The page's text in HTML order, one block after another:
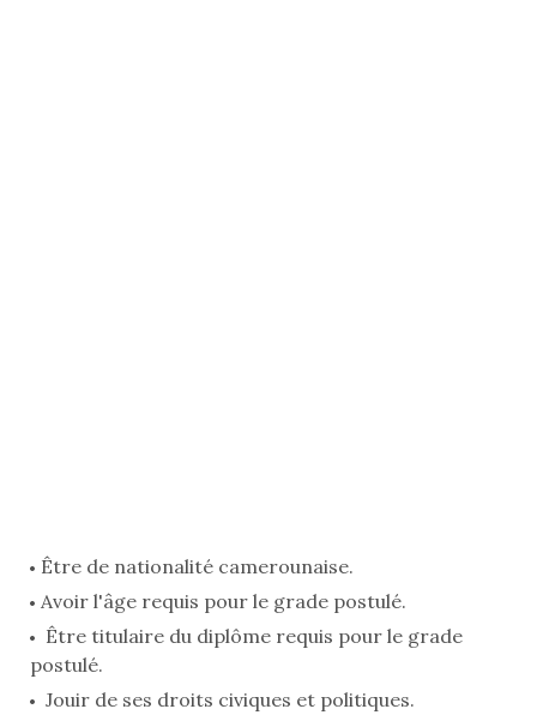
Être de nationalité camerounaise.
Avoir l'âge requis pour le grade postulé.
Être titulaire du diplôme requis pour le grade
postulé.
Jouir de ses droits civiques et politiques.